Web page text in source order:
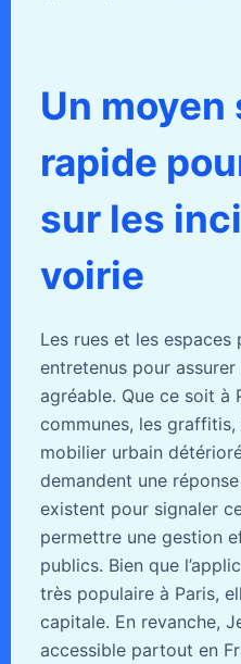
Un
rapide
sur les
voirie
Les rues et les
entretenus pour
agréable. Que ce soit à
communes, les
mobilier urbain
demandent une
existent pour signaler
permettre une gestion
publics. Bien que
très populaire à Paris,
capitale. En revanche,
accessible partout en